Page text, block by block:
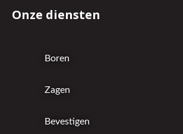
Onze diensten
Boren
Zagen
Bevestigen